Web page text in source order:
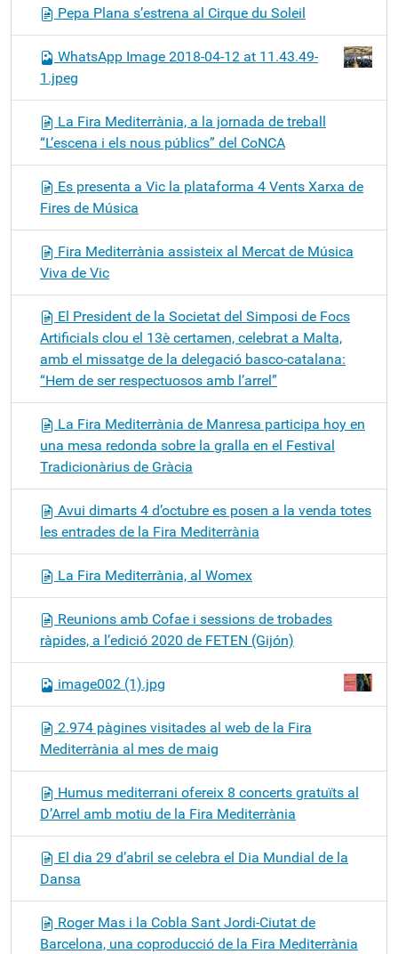
Pepa Plana s’estrena al Cirque du Soleil
WhatsApp Image 2018-04-12 at 11.43.49-
1.jpeg
La Fira Mediterrània, a la jornada de treball
“L’escena i els nous públics” del CoNCA
Es presenta a Vic la plataforma 4 Vents Xarxa de
Fires de Música
Fira Mediterrània assisteix al Mercat de Música
Viva de Vic
El President de la Societat del Simposi de Focs
Artificials clou el 13è certamen, celebrat a Malta,
amb el missatge de la delegació basco-catalana:
“Hem de ser respectuosos amb l’arrel”
La Fira Mediterrània de Manresa participa hoy en
una mesa redonda sobre la gralla en el Festival
Tradicionàrius de Gràcia
Avui dimarts 4 d’octubre es posen a la venda totes
les entrades de la Fira Mediterrània
La Fira Mediterrània, al Womex
Reunions amb Cofae i sessions de trobades
ràpides, a l’edició 2020 de FETEN (Gijón)
image002 (1).jpg
2.974 pàgines visitades al web de la Fira
Mediterrània al mes de maig
Humus mediterrani ofereix 8 concerts gratuïts al
D’Arrel amb motiu de la Fira Mediterrània
El dia 29 d’abril se celebra el Dia Mundial de la
Dansa
Roger Mas i la Cobla Sant Jordi-Ciutat de
Barcelona, una coproducció de la Fira Mediterrània